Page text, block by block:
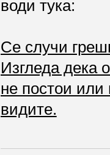
води тука:
Се случи
Изгледа дека
не постои или
видите.